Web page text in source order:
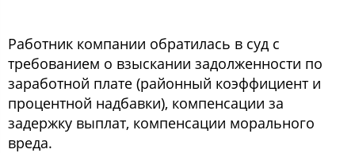
Работник компании обратилась в суд с
требованием о взыскании задолженности по
заработной плате (районный коэффициент и
процентной надбавки), компенсации за
задержку выплат, компенсации морального
вреда.